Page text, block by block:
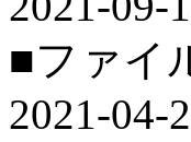
■ファイ
2021-04-